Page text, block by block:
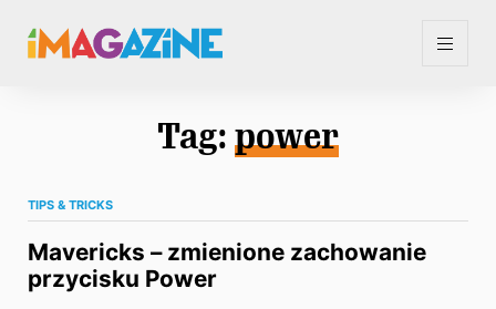
Tag: power
TIPS & TRICKS
Mavericks – zmienione zachowanie
przycisku Power